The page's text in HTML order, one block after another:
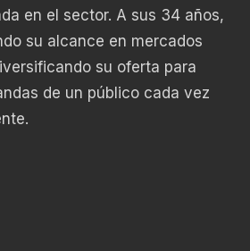
en el sector. A sus 34 años,
su alcance en mercados
su oferta para
de un público cada vez